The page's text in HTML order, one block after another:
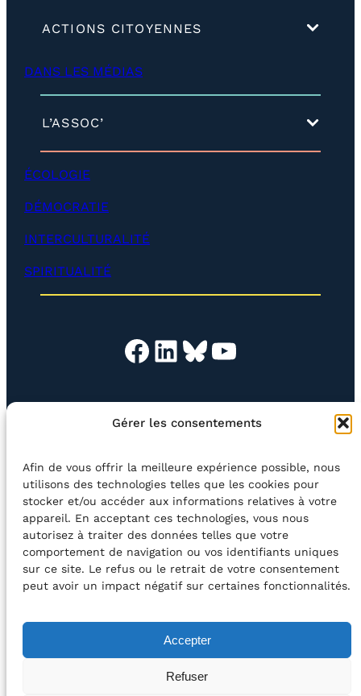
Gérer les consentements
Afin de vous offrir la meilleure expérience possible, nous
utilisons des technologies telles que les cookies pour
stocker et/ou accéder aux informations relatives à votre
appareil. En acceptant ces technologies, vous nous
autorisez à traiter des données telles que votre
comportement de navigation ou vos identifiants uniques
sur ce site. Le refus ou le retrait de votre consentement
peut avoir un impact négatif sur certaines fonctionnalités.
Accepter
Refuser
ACTIONS CITOYENNES
p
DANS LES MÉDIAS
L’ASSOC’
é
l
o
p
e
r
)
ÉCOLOGIE
DÉMOCRATIE
INTERCULTURALITÉ
SPIRITUALITÉ
Facebook LinkedIn Bluesky YouTube
EN QUESTION BOUTIQUE NEWSLETTER
CONTACT
Rechercher
©2026 Centre Avec asblBE33 5230​ 8091​ 4546
avec le soutien de la Fédération Wallonie-Bruxelles
POLITIQUE DE CONFIDENTIALITÉ